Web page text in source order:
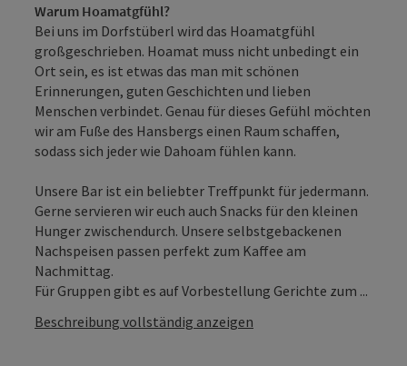
Warum Hoamatgfühl?
Bei uns im Dorfstüberl wird das Hoamatgfühl
großgeschrieben. Hoamat muss nicht unbedingt ein
Ort sein, es ist etwas das man mit schönen
Erinnerungen, guten Geschichten und lieben
Menschen verbindet. Genau für dieses Gefühl möchten
wir am Fuße des Hansbergs einen Raum schaffen,
sodass sich jeder wie Dahoam fühlen kann.
Unsere Bar ist ein beliebter Treffpunkt für jedermann.
Gerne servieren wir euch auch Snacks für den kleinen
Hunger zwischendurch. Unsere selbstgebackenen
Nachspeisen passen perfekt zum Kaffee am
Nachmittag.
Für Gruppen gibt es auf Vorbestellung Gerichte zum ...
Beschreibung vollständig anzeigen